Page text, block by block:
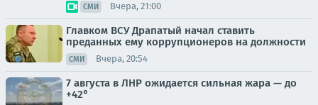
СМИ Вчера, 21:00
Главком ВСУ Драпатый начал ставить
преданных ему коррупционеров на должности
СМИ Вчера, 20:54
7 августа в ЛНР ожидается сильная жара — до
+42°